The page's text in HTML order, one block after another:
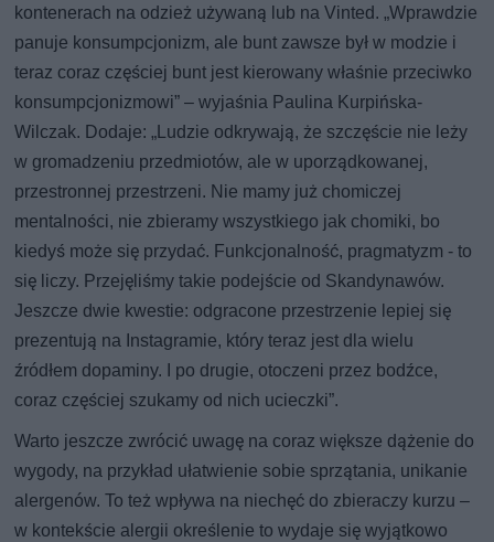
kontenerach na odzież używaną lub na Vinted. „Wprawdzie
panuje konsumpcjonizm, ale bunt zawsze był w modzie i
teraz coraz częściej bunt jest kierowany właśnie przeciwko
konsumpcjonizmowi” – wyjaśnia Paulina Kurpińska-
Wilczak. Dodaje: „Ludzie odkrywają, że szczęście nie leży
w gromadzeniu przedmiotów, ale w uporządkowanej,
przestronnej przestrzeni. Nie mamy już chomiczej
mentalności, nie zbieramy wszystkiego jak chomiki, bo
kiedyś może się przydać. Funkcjonalność, pragmatyzm - to
się liczy. Przejęliśmy takie podejście od Skandynawów.
Jeszcze dwie kwestie: odgracone przestrzenie lepiej się
prezentują na Instagramie, który teraz jest dla wielu
źródłem dopaminy. I po drugie, otoczeni przez bodźce,
coraz częściej szukamy od nich ucieczki”.
Warto jeszcze zwrócić uwagę na coraz większe dążenie do
wygody, na przykład ułatwienie sobie sprzątania, unikanie
alergenów. To też wpływa na niechęć do zbieraczy kurzu –
w kontekście alergii określenie to wydaje się wyjątkowo